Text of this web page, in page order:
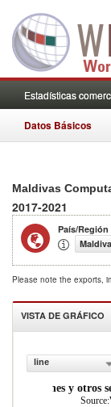
Estadísticas
Datos Básicos
Maldivas
2017-2021
País/Región
Please note the exports,
VISTA DE GRÁFICO
line
y otros